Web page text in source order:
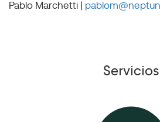
Pablo Marchetti |
Servicios